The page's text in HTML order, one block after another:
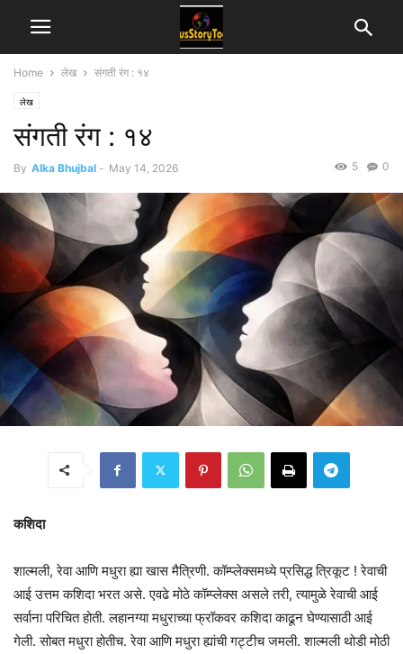
Home लेख संगती रंग : १४
लेख
संगती रंग : १४
By Alka Bhujbal - May 14, 2026 0
5
कशिदा
शाल्मली, रेवा आणि मधुरा ह्या खास मैत्रिणी. कॉम्प्लेक्समध्ये प्रसिद्ध त्रिकूट ! रेवाची
आई उत्तम कशिदा भरत असे. एवढे मोठे कॉम्प्लेक्स असले तरी, त्यामुळे रेवाची आई
सर्वाना परिचित होती. लहानग्या मधुराच्या फ्रॉकवर कशिदा काढून घेण्यासाठी आई
गेली. सोबत मधुरा होतीच. रेवा आणि मधुरा ह्यांची गट्टीच जमली. शाल्मली थोडी मोठी